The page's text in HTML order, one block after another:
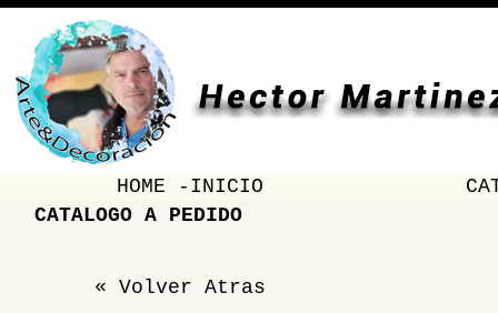
HOME -INICIO
CATALOGO A PEDIDO
« Volver Atras